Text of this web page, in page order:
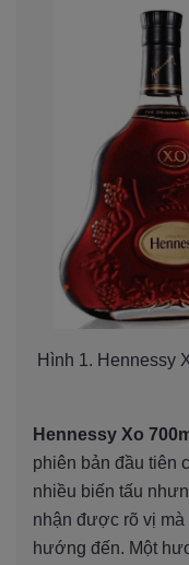
Hình 1. Hennessy
Hennessy Xo
phiên bản đầu tiên
nhiều biến tấu
nhận được rõ vị mà
hướng đến. Một